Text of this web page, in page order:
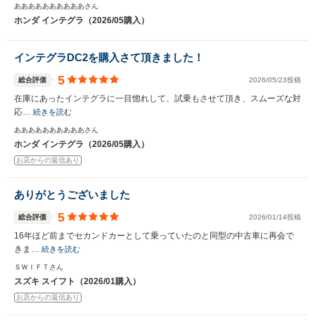
ああああああああああさん
ホンダ インテグラ（2026/05購入）
インテグラDC2を購入さて頂きました！
総合評価 5 2026/05/23投稿
在庫にあったインテグラに一目惚れして、試乗もさせて頂き、スムーズな対
応… 続きを読む
ああああああああああさん
ホンダ インテグラ（2026/05購入）
お店からの返信あり
ありがとうございました
総合評価 5 2026/01/14投稿
16年ほど前までセカンドカーとして乗っていたのと同型の中古車に再会で
きま… 続きを読む
ＳＷＩＦＴさん
スズキ スイフト（2026/01購入）
お店からの返信あり